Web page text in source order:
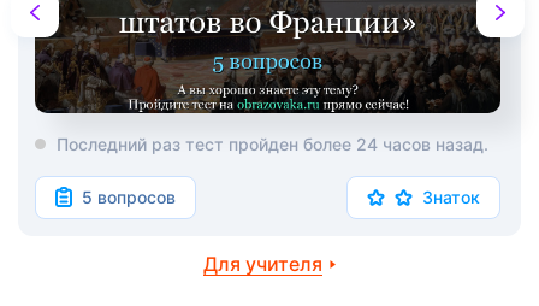
Последний раз тест пройден более 24 часов назад.
5 вопросов Знаток
Для учителя